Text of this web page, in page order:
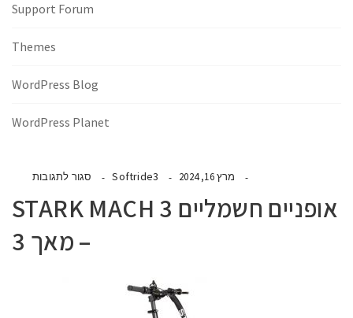
מרץ 16, 2024 Softride3 סגור לתגובות
אופניים חשמליים STARK MACH 3
– מאך 3
Support Forum
Themes
WordPress Blog
WordPress Planet